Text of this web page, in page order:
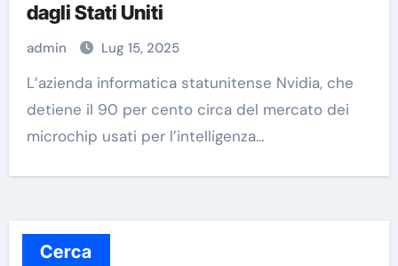
dagli Stati Uniti
admin Lug 15, 2025
L’azienda informatica statunitense Nvidia, che
detiene il 90 per cento circa del mercato dei
microchip usati per l’intelligenza…
Cerca